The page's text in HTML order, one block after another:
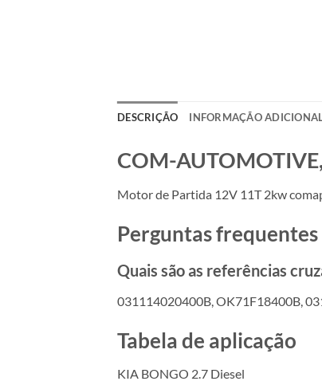
DESCRIÇÃO INFORMAÇÃO
COM-
Motor de Partida 12V 11T 2kw
Perguntas frequentes
Quais são as referências
031114020400B, OK71F18400B,
Tabela de aplicação
KIA BONGO 2.7 Diesel